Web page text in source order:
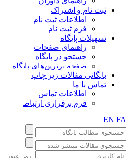
ثبت نام و اشتراک
اطلاعات ثبت نام
فرم ثبت نام
تسهیلات پایگاه
راهنمای صفحات
جستجو در پایگاه
صفحه برترین‌های پایگاه
بایگانی مقالات زیر چاپ
تماس با ما
اطلاعات تماس
فرم برقراری ارتباط
EN